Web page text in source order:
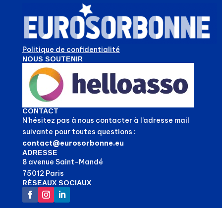
Politique de confidentialité
NOUS SOUTENIR
CONTACT
N’hésitez pas à nous contacter à l’adresse mail
suivante pour toutes questions :
contact@eurosorbonne.eu
ADRESSE
8 avenue Saint-Mandé
75012 Paris
RÉSEAUX SOCIAUX